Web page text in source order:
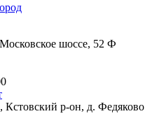
шоссе, 52 Ф
Кстовский р-он, д. Федяково